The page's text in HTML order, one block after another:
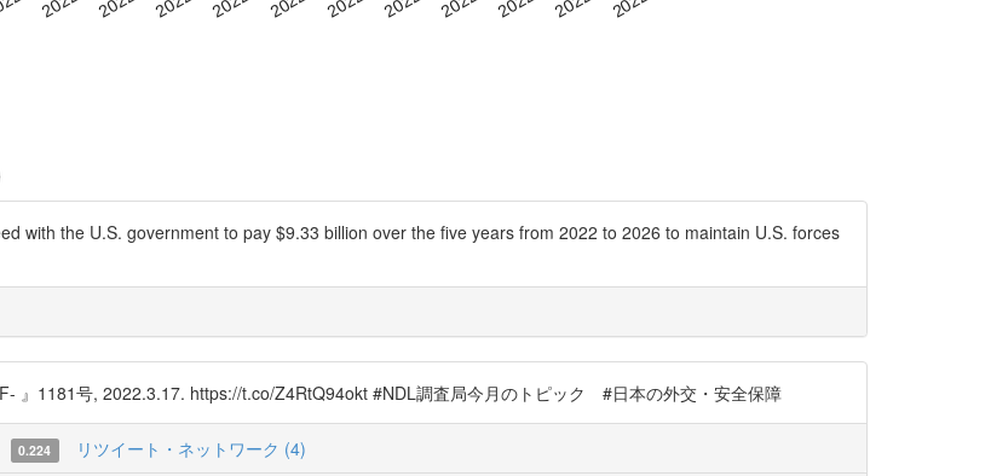
with the U.S. government to pay $9.33 billion over the five years from 2022 to 2026 to maintain U.S. forces
』1181号, 2022.3.17. https://t.co/Z4RtQ94okt #NDL調査局今月のトピック #日本の外交・安全保障
0.224 リツイート・ネットワーク (4)